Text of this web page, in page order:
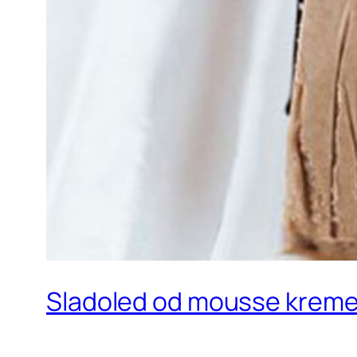
Sladoled od mousse